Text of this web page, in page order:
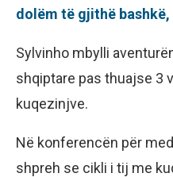
dolëm të gjithë
Sylvinho mbylli
shqiptare pas thuajse 3
kuqezinjve.
Në konferencën për
shpreh se cikli i tij me